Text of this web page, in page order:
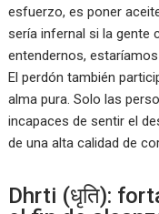
esfuerzo, es poner
sería infernal si la gente
entendernos,
El perdón también
alma pura. Solo las
incapaces de sentir el
de una alta calidad de
Dhrti (धृति):